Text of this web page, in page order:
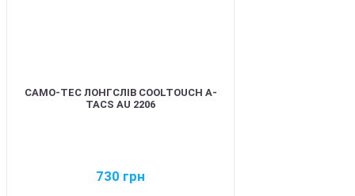
CAMO-TEC ЛОНГСЛІВ COOLTOUCH A-
TACS AU 2206
730 грн